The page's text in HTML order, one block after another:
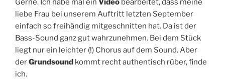
Gerne. Ich habe mal ein Video bearbeitet, dass meine
liebe Frau bei unserem Auftritt letzten September
einfach so freihändig mitgeschnitten hat. Da ist der
Bass-Sound ganz gut wahrzunehmen. Bei dem Stück
liegt nur ein leichter (!) Chorus auf dem Sound. Aber
derGrundsound kommt recht authentisch rüber, finde
ich.